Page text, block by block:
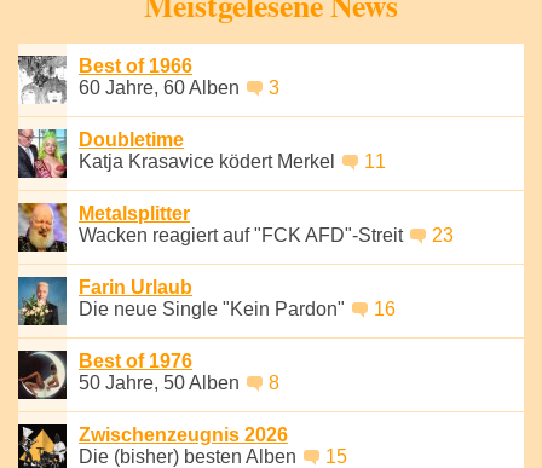
Best of 1966
60 Jahre, 60 Alben
3
Doubletime
Katja Krasavice ködert Merkel
11
Metalsplitter
Wacken reagiert auf "FCK AFD"-Streit
23
Farin Urlaub
Die neue Single "Kein Pardon"
16
Best of 1976
50 Jahre, 50 Alben
8
Zwischenzeugnis 2026
Die (bisher) besten Alben
15